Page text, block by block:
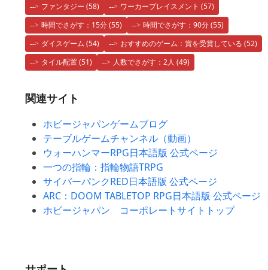
ファンタジー (58) ワーカープレイスメント (57)
時間でさがす：15分(55) 時間でさがす：90分(55)
ダイスゲーム (54) おすすめのゲーム：賞を受賞している (52)
タイル配置(51) 人数でさがす：2人 (49)
関連サイト
ホビージャパンゲームブログ
テーブルゲームチャンネル（動画）
ウォーハンマーRPG日本語版 公式ページ
一つの指輪：指輪物語TRPG
サイバーパンクRED日本語版 公式ページ
ARC：DOOM TABLETOP RPG日本語版 公式ページ
ホビージャパン コーポレートサイトトップ